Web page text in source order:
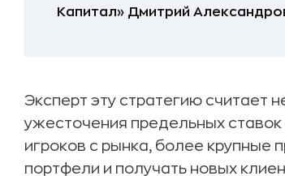
Капитал» Дмитрий
Эксперт эту стратегию считает
ужесточения предельных
игроков с рынка, более крупные
портфели и получать новых